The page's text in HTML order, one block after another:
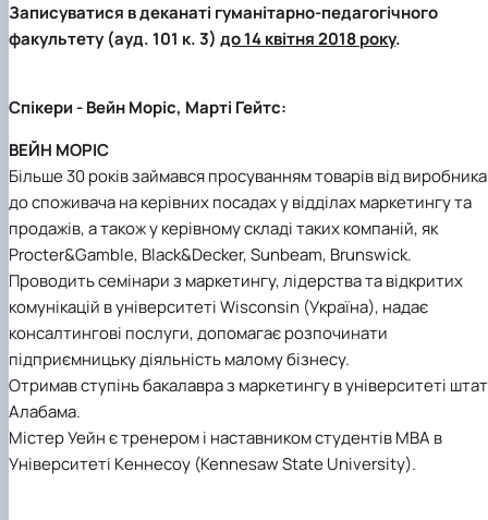
Записуватися в деканаті гуманітарно-педагогічного
факультету (ауд. 101 к. 3) до 14 квітня 2018 року.
Спікери - Вейн Моріс, Марті Гейтс:
ВЕЙН МОРІС
Більше 30 років займався просуванням товарів від виробника
до споживача на керівних посадах у відділах маркетингу та
продажів, а також у керівному складі таких компаній, як
Procter&Gamble, Black&Decker, Sunbeam, Brunswick.
Проводить семінари з маркетингу, лідерства та відкритих
комунікацій в університеті Wisconsin (Україна), надає
консалтингові послуги, допомагає розпочинати
підприємницьку діяльність малому бізнесу.
Отримав ступінь бакалавра з маркетингу в університеті
Алабама.
Містер Уейн є тренером і наставником студентів МВА в
Університеті Кеннесоу (Kennesaw State University).